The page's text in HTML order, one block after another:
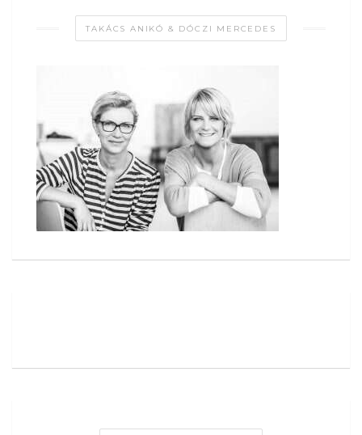
TAKÁCS ANIKÓ & DÓCZI MERCEDES